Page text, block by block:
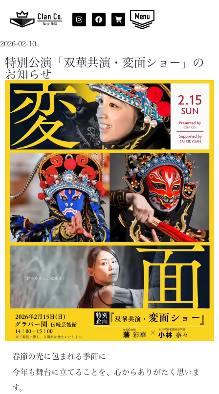
2026-02-10
特別公演「双華共演・変面ショー」の
お知らせ
春節の光に包まれる季節に
今年も舞台に立てることを、心からありがたく思いま
す。